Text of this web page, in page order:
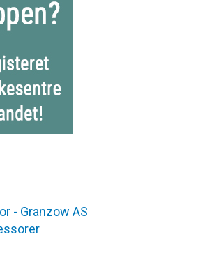
- Granzow AS